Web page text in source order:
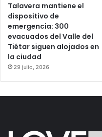
Talavera mantiene el
dispositivo de
emergencia: 300
evacuados del Valle del
Tiétar siguen alojados en
la ciudad
29 julio, 2026